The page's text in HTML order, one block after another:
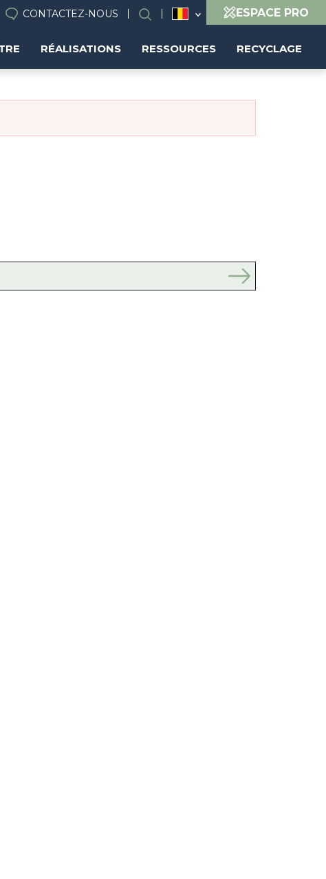
CONTACTEZ-NOUS Search ESPACE PRO
RÉALISATIONS RESSOURCES RECYCLAGE